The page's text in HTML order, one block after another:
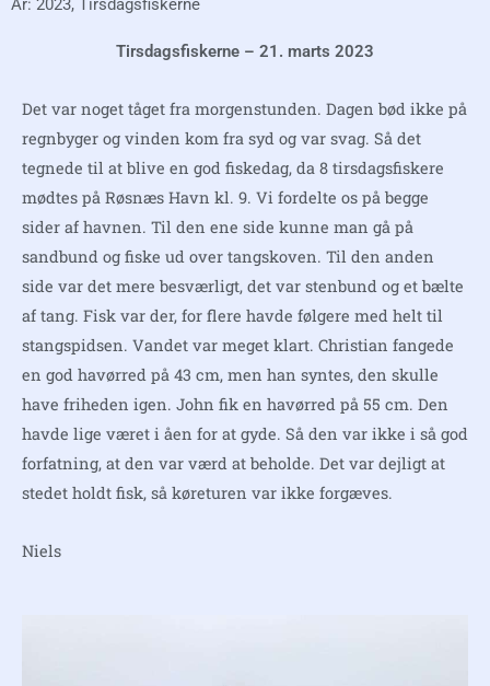
År: 2023, Tirsdagsfiskerne
Tirsdagsfiskerne – 21. marts 2023
Det var noget tåget fra morgenstunden. Dagen bød ikke på
regnbyger og vinden kom fra syd og var svag. Så det
tegnede til at blive en god fiskedag, da 8 tirsdagsfiskere
mødtes på Røsnæs Havn kl. 9. Vi fordelte os på begge
sider af havnen. Til den ene side kunne man gå på
sandbund og fiske ud over tangskoven. Til den anden
side var det mere besværligt, det var stenbund og et bælte
af tang. Fisk var der, for flere havde følgere med helt til
stangspidsen. Vandet var meget klart. Christian fangede
en god havørred på 43 cm, men han syntes, den skulle
have friheden igen. John fik en havørred på 55 cm. Den
havde lige været i åen for at gyde. Så den var ikke i så god
forfatning, at den var værd at beholde. Det var dejligt at
stedet holdt fisk, så køreturen var ikke forgæves.
Niels